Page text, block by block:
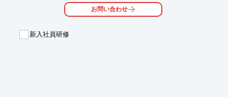
スメの1冊です！
お問い合わせ
新入社員研修